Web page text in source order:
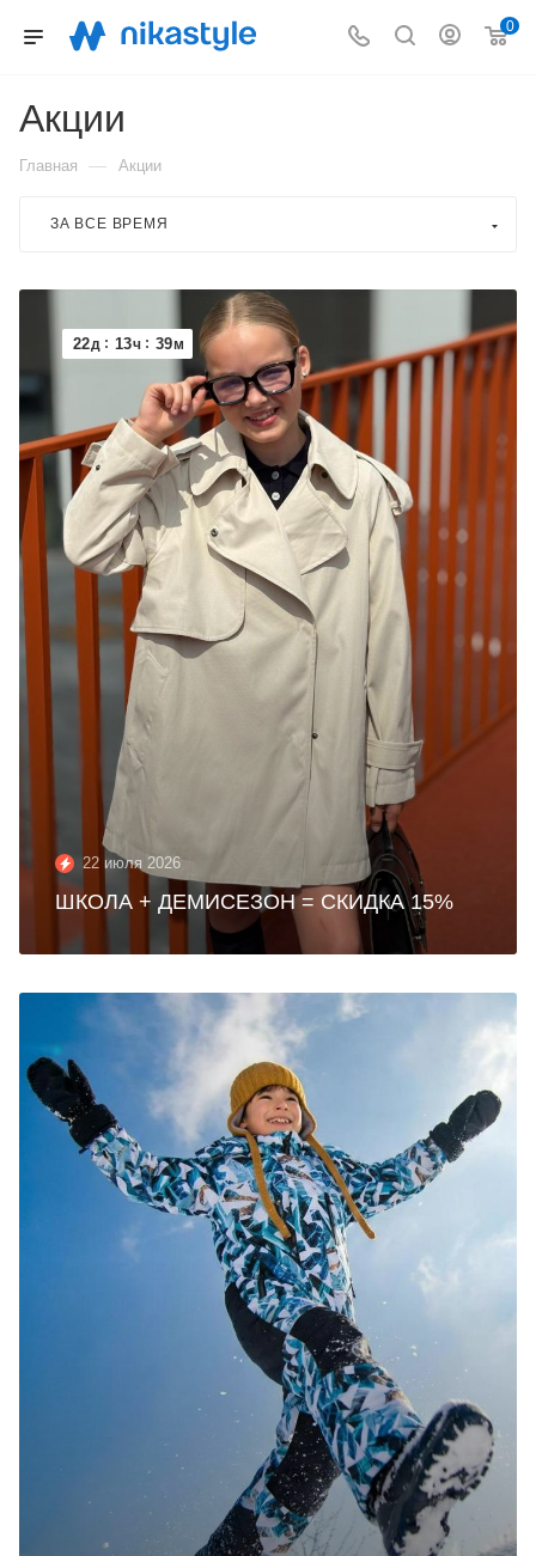
0
Акции
Главная — Акции
ЗА ВСЕ ВРЕМЯ
22 июля 2026
ШКОЛА + ДЕМИСЕЗОН = СКИДКА 15%
22д 13ч 39м